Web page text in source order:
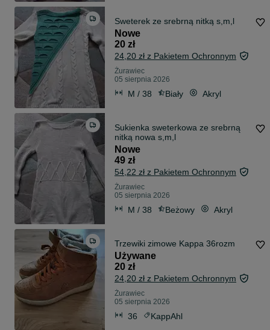
Sweterek ze srebrną nitką s,m,l
Nowe
20 zł
24,20 zł z Pakietem Ochronnym
Żurawiec
05 sierpnia 2026
M / 38 Biały Akryl
Sukienka sweterkowa ze srebrną
nitką nowa s,m,l
Nowe
49 zł
54,22 zł z Pakietem Ochronnym
Żurawiec
05 sierpnia 2026
M / 38 Beżowy Akryl
Trzewiki zimowe Kappa 36rozm
Używane
20 zł
24,20 zł z Pakietem Ochronnym
Żurawiec
05 sierpnia 2026
36 KappAhl